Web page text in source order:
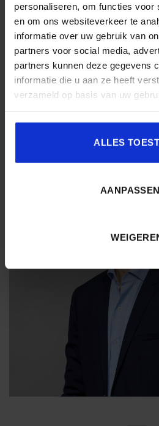
personaliseren, om functies voor
en om ons websiteverkeer te
informatie over uw gebruik van
partners voor social media,
partners kunnen deze gegevens
informatie die u aan ze heeft
verzameld op basis van uw
ALLES
AANPASSEN
Thijs Westerink is CEO van
leiders resultaten te behalen door
effectiviteit, vertrouwen en
leiderschap en duurzame
sterke organisatieculturen en
bekend om zijn mensgerichte
ontwikkeling.